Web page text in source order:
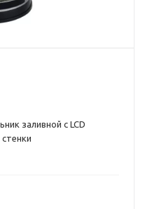
заливной с LCD